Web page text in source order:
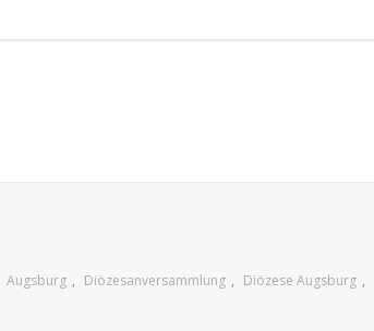
Augsburg , Diözesanversammlung , Diözese Augsburg ,